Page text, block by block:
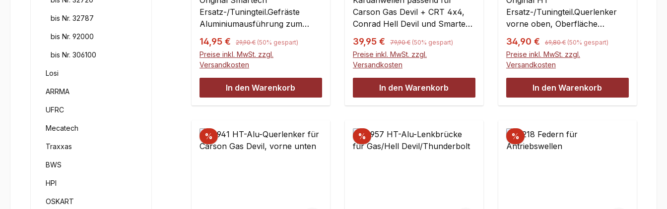
bis Nr. 32787
bis Nr. 92000
bis Nr. 306100
Losi
ARRMA
UFRC
Mecatech
Traxxas
BWS
HPI
OSKART
Ersatz-/Tuningteil.Gefräste
Aluminiumausführung zum
Austausch gegen das
bruchgefährdete Kunststoff-
Serienteil.Passend für Smartech
Gas Devil + CRT 4x4, Conrad
Hell Devil, Smartech
Titan.Inhalt:1 Stück
Verkaufspreis:
14,95 € Regulärer Preis:
29,90 € (50% gespart)
Preise inkl. MwSt. zzgl.
Versandkosten
In den Warenkorb
Carson Gas Devil + CRT 4x4,
Conrad Hell Devil und Smartech
Titan an Vorder- und
Hinterachse. Nicht für
Thunderbolt!Die Kardanwellen
sorgen für einen besseren
Leichtlauf und können nicht
verloren
gehen.Gelenkdurchmesser: 18
mmAbstand der
Gelenkmittelpunkte: 119
Verkaufspreis:
39,95 € Regulärer Preis:
79,90 € (50% gespart)
Preise inkl. MwSt. zzgl.
Versandkosten
In den Warenkorb
Ersatz-/Tuningteil.Querlenker
vorne oben, Oberfläche
trowalisiert,
Kunststofflagerbuchsen
austauschbar.Inhalt:2 Stück
Verkaufspreis:
34,90 € Regulärer Preis:
69,80 € (50% gespart)
Preise inkl. MwSt. zzgl.
Versandkosten
In den Warenkorb
% % %